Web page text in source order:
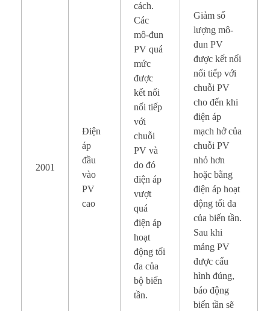
2001
Điện
áp
đầu
vào
PV
cao
cách.
Các
mô-đun
PV quá
mức
được
kết nối
nối tiếp
với
chuỗi
PV và
do đó
điện áp
vượt
quá
điện áp
hoạt
động tối
đa của
bộ biến
tần.
Giảm số
lượng mô-
đun PV
được kết nối
nối tiếp với
chuỗi PV
cho đến khi
điện áp
mạch hở của
chuỗi PV
nhỏ hơn
hoặc bằng
điện áp hoạt
động tối đa
của biến tần.
Sau khi
mảng PV
được cấu
hình đúng,
báo động
biến tần sẽ